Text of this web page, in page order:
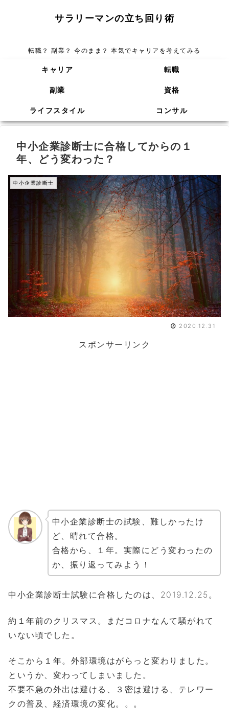
サラリーマンの立ち回り術
転職？ 副業？ 今のまま？ 本気でキャリアを考えてみる
キャリア 転職
副業 資格
ライフスタイル コンサル
中小企業診断士に合格してからの１
年、どう変わった？
中小企業診断士
2020.12.31
スポンサーリンク
中小企業診断士の試験、難しかったけ
ど、晴れて合格。
合格から、１年。実際にどう変わったの
か、振り返ってみよう！
中小企業診断士試験に合格したのは、2019.12.25。
約１年前のクリスマス。まだコロナなんて騒がれて
いない頃でした。
そこから１年。外部環境はがらっと変わりました。
というか、変わってしまいました。
不要不急の外出は避ける、３密は避ける、テレワー
クの普及、経済環境の変化。。。